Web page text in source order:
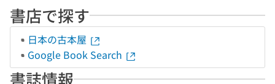
書店で探す
日本の古本屋
Google Book Search
書誌情報